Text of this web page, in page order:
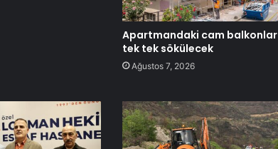
Apartmandaki cam balkonlar
tek tek sökülecek
Ağustos 7, 2026